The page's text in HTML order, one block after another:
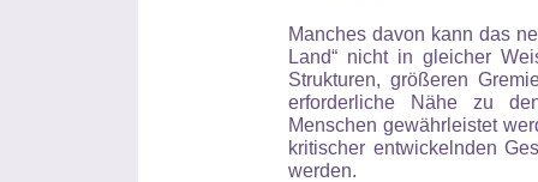
Manches davon kann das
Land“ nicht in gleicher
Struk­tu­ren, größeren
erforderliche Nähe zu
Menschen gewährleistet
kritischer entwickelnden
werden.